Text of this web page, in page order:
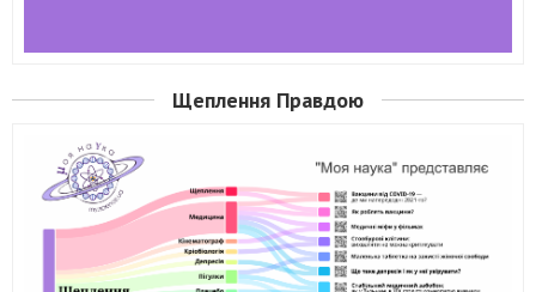
Щеплення Правдою